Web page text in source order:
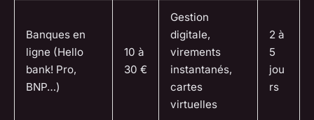
Banques en
ligne (Hello
bank! Pro,
BNP…)
10 à
30 €
Gestion
digitale,
virements
instantanés,
cartes
virtuelles
2 à
5
jou
rs